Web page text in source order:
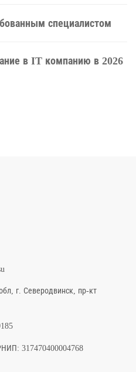
специалистом
в IT компанию в 2026
г. Северодвинск, пр-кт
317470400004768